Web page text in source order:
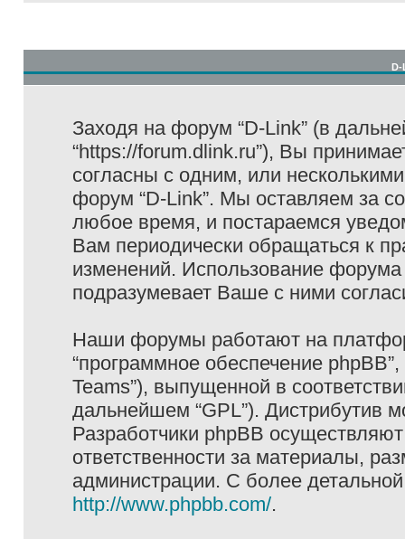
D-
Заходя на форум “D-Link” (в
“https://forum.dlink.ru”), Вы
согласны с одним, или
форум “D-Link”. Мы оставляем за
любое время, и постараемся
Вам периодически обращаться к
изменений. Использование
подразумевает Ваше с ними
Наши форумы работают на
“программное обеспечение
Teams”), выпущенной в
дальнейшем “GPL”). Дистрибутив
Разработчики phpBB
ответственности за материалы,
администрации. С более
http://www.phpbb.com/.